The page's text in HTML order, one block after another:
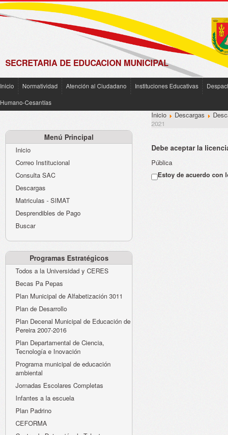
SECRETARIA DE EDUCACION MUNICIPAL
Inicio Normatividad Atención al Ciudadano Instituciones Educativas
Humano-Cesantías
Menú Principal
Inicio
Correo Institucional
Consulta SAC
Descargas
Matriculas - SIMAT
Desprendibles de Pago
Buscar
Programas Estratégicos
Todos a la Universidad y CERES
Becas Pa Pepas
Plan Municipal de Alfabetización 3011
Plan de Desarrollo
Plan Decenal Municipal de Educación de
Pereira 2007-2016
Plan Departamental de Ciencia,
Tecnología e Inovación
Programa municipal de educación
ambiental
Jornadas Escolares Completas
Infantes a la escuela
Plan Padrino
CEFORMA
Inicio Descargas
2021
Debe aceptar la
Pública
Estoy de acuerdo con